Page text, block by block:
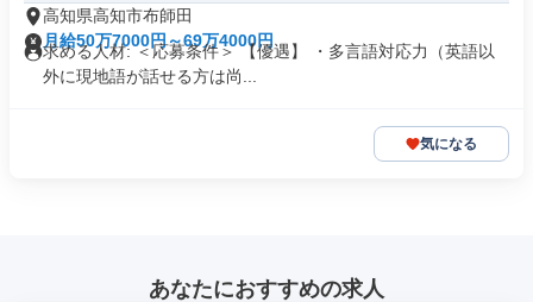
高知県高知市布師田
月給50万7000円～69万4000円
求める人材: ＜応募条件＞ 【優遇】 ・多言語対応力（英語以
外に現地語が話せる方は尚...
気になる
あなたにおすすめの求人